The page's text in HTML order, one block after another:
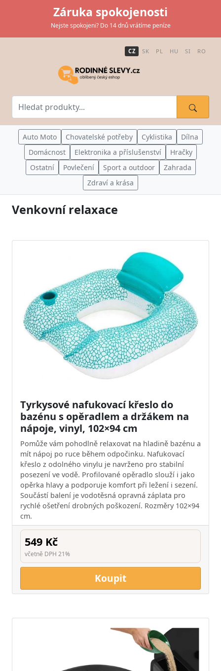
Záruka spokojenosti
Nejste spokojeni? Do 14 dnů vrátíme peníze
CZ SK PL HU SI RO
Auto Moto Chovatelské potřeby Cyklistika
Dílna
Domácnost
Elektronika a příslušenství
Hračky
Ostatní
Povlečení Sport a outdoor
Zahrada
Zdraví a krása
Venkovní relaxace
Tyrkysové nafukovací křeslo do
bazénu s opěradlem a držákem na
nápoje, vinyl, 102×94 cm
Pomůže vám pohodlně relaxovat na hladině bazénu a
mít nápoj po ruce během odpočinku. Nafukovací
křeslo z odolného vinylu je navrženo pro stabilní
posezení ve vodě. Profilované opěradlo slouží i jako
opěrka hlavy a podporuje komfort při ležení i sezení.
Součástí balení je vodotěsná opravná záplata pro
rychlé ošetření drobných poškození. Rozměry 102×94
cm.
549 Kč
včetně DPH 21%
Koupit